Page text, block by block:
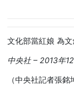
文化部當紅娘 為
中央社 – 2013年12
（中央社記者張